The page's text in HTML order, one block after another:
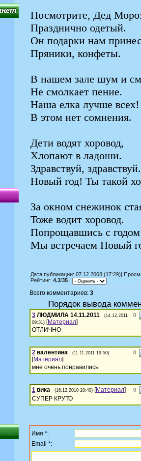
Посмотрите, Дед
Празднично одетый.
Он подарки нам
Пряники, конфеты.
В нашем зале шум и
Не смолкает пение.
Наша елка лучше всех!
В этом нет сомнения.
Дети водят хоровод,
Хлопают в ладоши.
Здравствуй, здравствуй.
Новый год! Ты такой
За окном снежинок
Тоже водит хоровод.
Попрощавшись с
Мы встречаем Новый
Дата публикации: 07.12.2008 (17:29)|
Рейтинг: 4.3/35
Всего комментариев: 3
Порядок вывода
0
3 ЛЮДМИЛА 14.11.2011
(14.12.2011
09:31) [Материал]
ОТЛИЧНО
0
2 валентина (11.11.2011 19:50)
[Материал]
мне очень понравились
0
1 вика (16.12.2010 20:40) [Материал]
СУПЕР КРУТО
Имя *:
Email *: